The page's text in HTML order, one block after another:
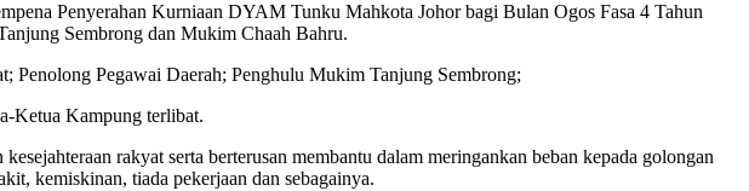
Penyerahan Kurniaan DYAM Tunku Mahkota Johor bagi Bulan Ogos Fasa 4 Tahun
Sembrong dan Mukim Chaah Bahru.
Pegawai Daerah; Penghulu Mukim Tanjung Sembrong;
Ketua Kampung terlibat.
rakyat serta berterusan membantu dalam meringankan beban kepada golongan
kemiskinan, tiada pekerjaan dan sebagainya.